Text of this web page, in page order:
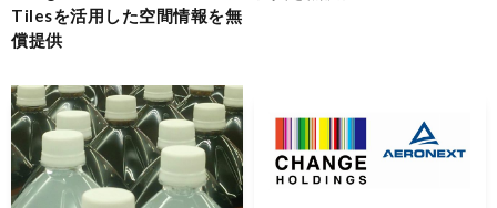
Tilesを活用した空間情報を無
償提供